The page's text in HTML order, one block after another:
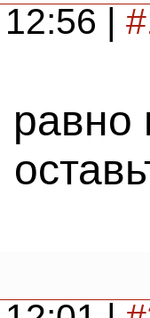
|
равно